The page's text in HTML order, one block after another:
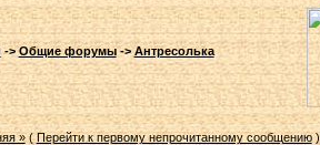
->Общие форумы-> Антресолька
»(Перейти к первому непрочитанному сообщению)